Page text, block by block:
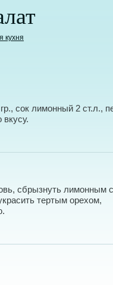
кухня
сок лимонный 2 ст.л.,
вкусу.
сбрызнуть лимонным
тертым орехом,